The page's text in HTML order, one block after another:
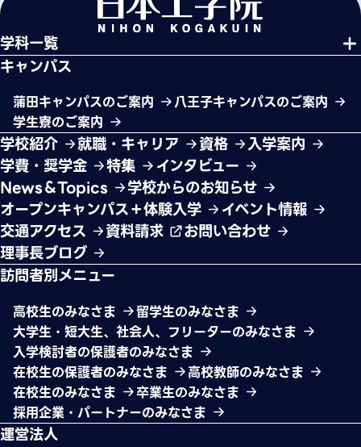
学科一覧
キャンパス
蒲田キャンパスのご案内
八王子キャンパスのご案内
学生寮のご案内
学校紹介 就職・キャリア 資格
入学案内
学費・奨学金
特集
インタビュー
News＆Topics
学校からのお知らせ
オープンキャンパス＋体験入学
イベント情報
交通アクセス
資料請求
お問い合わせ
理事長ブログ
訪問者別メニュー
高校生のみなさま
留学生のみなさま
大学生・短大生、社会人、フリーターのみなさま
入学検討者の保護者のみなさま
在校生の保護者のみなさま
高校教師のみなさま
在校生のみなさま
卒業生のみなさま
採用企業・パートナーのみなさま
運営法人